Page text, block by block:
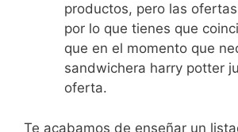
productos, pero las
por lo que tienes que
que en el momento que
sandwichera harry potter
oferta.
Te acabamos de enseñar un